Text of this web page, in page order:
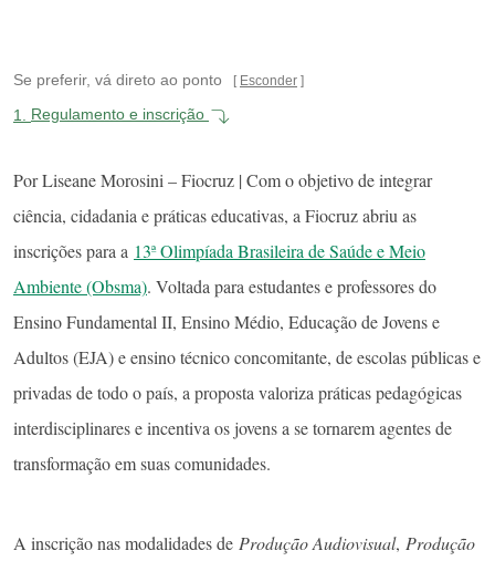
Se preferir, vá direto ao ponto Esconder
1. Regulamento e inscrição
Por Liseane Morosini – Fiocruz | Com o objetivo de integrar
ciência, cidadania e práticas educativas, a Fiocruz abriu as
inscrições para a 13ª Olimpíada Brasileira de Saúde e Meio
Ambiente (Obsma). Voltada para estudantes e professores do
Ensino Fundamental II, Ensino Médio, Educação de Jovens e
Adultos (EJA) e ensino técnico concomitante, de escolas públicas e
privadas de todo o país, a proposta valoriza práticas pedagógicas
interdisciplinares e incentiva os jovens a se tornarem agentes de
transformação em suas comunidades.
A inscrição nas modalidades de Produção Audiovisual, Produção